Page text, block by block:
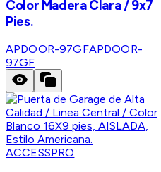
Color Madera Clara / 9x7
Pies.
APDOOR-97GFAPDOOR-
97GF
ACCESSPRO